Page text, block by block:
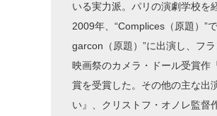
いる実力派。パリの演劇学校を
2009年、“Complices（原題）”
garcon（原題）”に出演し、フ
映画祭のカメラ・ドール受賞作
賞を受賞した。その他の主な出
い』、クリストフ・オノレ監督